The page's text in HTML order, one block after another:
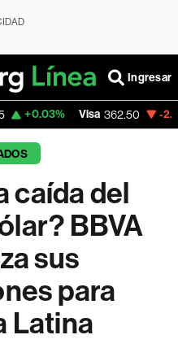
Ingresar
Visa 362.50 -2.15%
caída del
BBVA
sus
para
Latina